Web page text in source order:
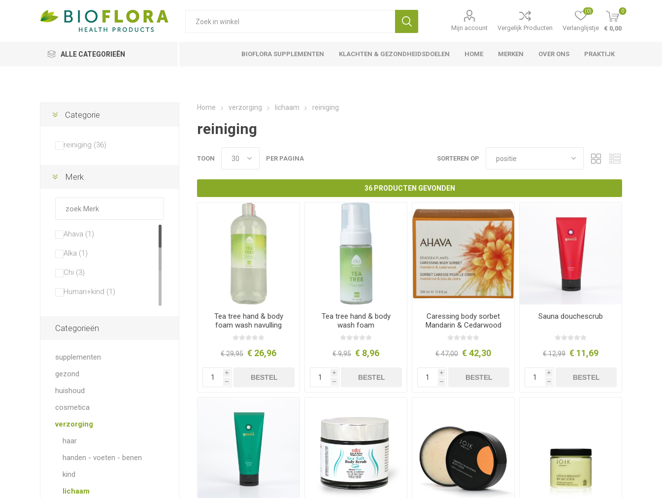
Mijn account Vergelijk Producten Verlanglijstje
(0) 0
€ 0,00
ALLE CATEGORIEËN BIOFLORA SUPPLEMENTEN KLACHTEN & GEZONDHEIDSDOELEN HOME MERKEN OVER ONS PRAKTIJK
Home verzorging lichaam reiniging
reiniging
SORTEREN OP
TOON PER PAGINA
36 PRODUCTEN GEVONDEN
Tea tree hand & body
foam wash navulling
€ 29,95 € 26,96
i
h
BESTEL
Tea tree hand & body
wash foam
€ 9,95 € 8,96
i
h
BESTEL
Caressing body sorbet
Mandarin & Cedarwood
€ 47,00 € 42,30
i
h
BESTEL
Sauna douchescrub
€ 12,99 € 11,69
i
h
BESTEL
Categorie
reiniging (36)
Merk
Ahava (1)
Alka (1)
Chi (3)
Human+kind (1)
Kneipp (1)
Lavera (1)
Laviesage (5)
Lovea (4)
Primavera (1)
Categorieën
supplementen
gezond
huishoud
cosmetica
verzorging
haar
handen - voeten - benen
kind
lichaam